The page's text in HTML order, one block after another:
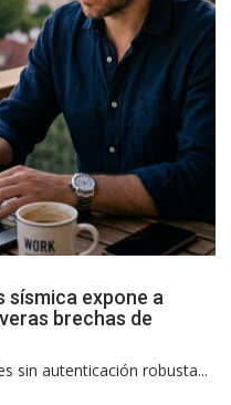
expone a
brechas de
sin autenticación robusta...